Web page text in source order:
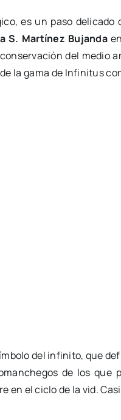
es un paso delicado
S. Martínez Bujanda
del medio
la gama de Infinitus
del infinito, que
de los que
el ciclo de la vid.